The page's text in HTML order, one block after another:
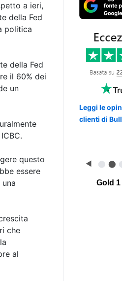
a ieri,
della Fed
politica
della Fed
il 60% dei
un
questo
essere
che
al
Leggi le
clienti di
◀ ⬤ ⬤
Gold 1